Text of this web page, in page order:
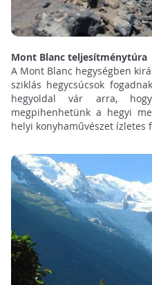
Mont Blanc teljesítménytúra
A Mont Blanc hegységben
sziklás hegycsúcsok
hegyoldal vár arra,
megpihenhetünk a hegyi
helyi konyhaművészet ízletes